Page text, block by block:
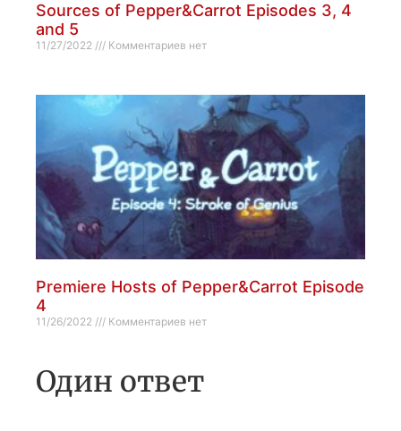
Sources of Pepper&Carrot Episodes 3, 4
and 5
11/27/2022 Комментариев нет
Premiere Hosts of Pepper&Carrot Episode
4
11/26/2022 Комментариев нет
Один ответ